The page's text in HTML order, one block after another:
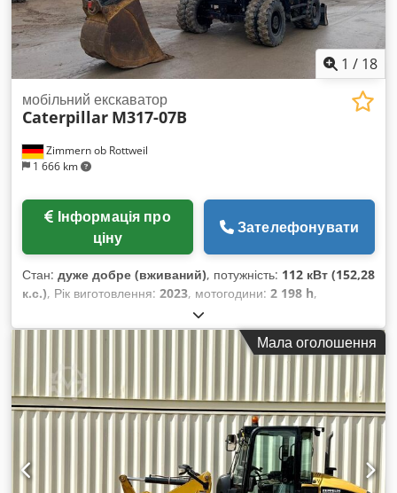
1 / 18
Zimmern ob Rottweil
1 666 km
мобільний екскаватор
Caterpillar M317-07B
ціну
Зателефонувати
Стан: дуже добре (вживаний), потужність: 112 кВт (152,28
к.с.), Рік виготовлення: 2023, мотогодини: 2 198 h,
кабіна, кондиціонер
Рік випуску: 2023 Csdpfx Asyi Tp Nehierf Напрацювання: 2
198 год. Закрита кабіна Кондиціонер Радіо Камера заднього
ходу та бокова камера Змінний стріла Рукоять: 2,50 м
Повна гідролінія (молот, грейфер, ножиці) Швидкознім
OQ70/55 1 x ківш Центральна система змащування Розмір
шин: 10.00-20, приблизно 40% залишку Опорний щит
Двигун 112 кВт CE сертифікат Експлуатаційна маса: 18,4 т
Мала оголошення